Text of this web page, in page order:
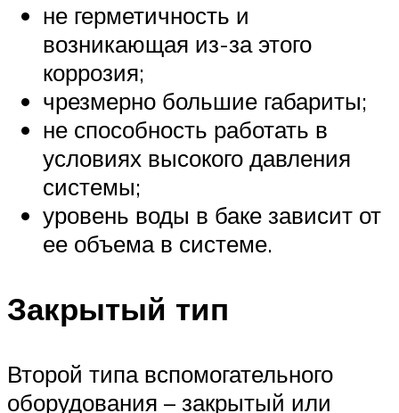
не герметичность и
возникающая из-за этого
коррозия;
чрезмерно большие габариты;
не способность работать в
условиях высокого давления
системы;
уровень воды в баке зависит от
ее объема в системе.
Закрытый тип
Второй типа вспомогательного
оборудования – закрытый или